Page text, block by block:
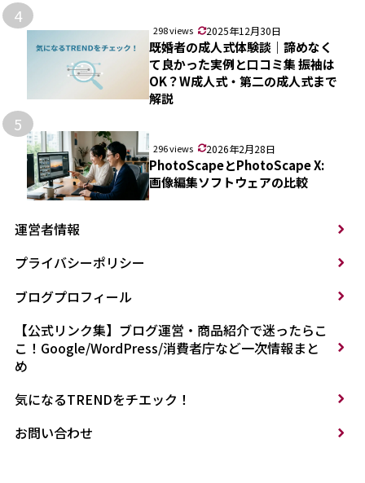
4
298 views 2025年12月30日
既婚者の成人式体験談｜諦めなく
て良かった実例と口コミ集 振袖は
OK？W成人式・第二の成人式まで
解説
5
296 views 2026年2月28日
PhotoScapeとPhotoScape X:
画像編集ソフトウェアの比較
運営者情報
プライバシーポリシー
ブログプロフィール
【公式リンク集】ブログ運営・商品紹介で迷ったらこ
こ！Google/WordPress/消費者庁など一次情報まと
め
気になるTRENDをチエック！
お問い合わせ